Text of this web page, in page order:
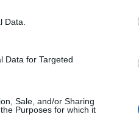
Data.
Data for Targeted
Sale, and/or Sharing
Purposes for which it
lançado em 2020 pelo
premiado com um